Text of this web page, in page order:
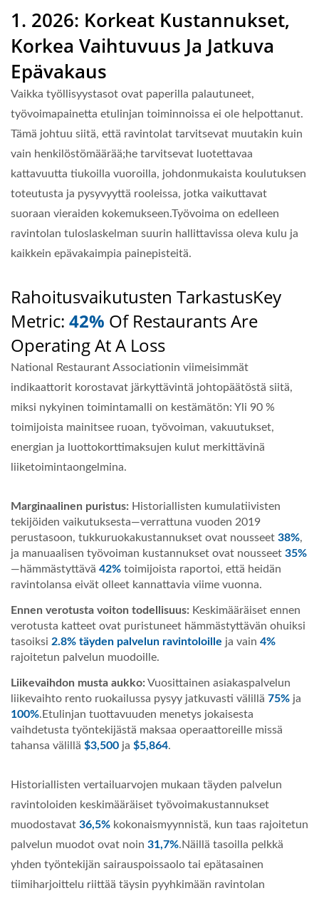
1. 2026: Korkeat Kustannukset,
Korkea Vaihtuvuus Ja Jatkuva
Epävakaus
Vaikka työllisyystasot ovat paperilla palautuneet,
työvoimapainetta etulinjan toiminnoissa ei ole helpottanut.
Tämä johtuu siitä, että ravintolat tarvitsevat muutakin kuin
vain henkilöstömäärää;he tarvitsevat luotettavaa
kattavuutta tiukoilla vuoroilla, johdonmukaista koulutuksen
toteutusta ja pysyvyyttä rooleissa, jotka vaikuttavat
suoraan vieraiden kokemukseen.Työvoima on edelleen
ravintolan tuloslaskelman suurin hallittavissa oleva kulu ja
kaikkein epävakaimpia painepisteitä.
Rahoitusvaikutusten TarkastusKey
Metric: 42% Of Restaurants Are
Operating At A Loss
National Restaurant Associationin viimeisimmät
indikaattorit korostavat järkyttävintä johtopäätöstä siitä,
miksi nykyinen toimintamalli on kestämätön: Yli 90 %
toimijoista mainitsee ruoan, työvoiman, vakuutukset,
energian ja luottokorttimaksujen kulut merkittävinä
liiketoimintaongelmina.
Marginaalinen puristus: Historiallisten kumulatiivisten
tekijöiden vaikutuksesta—verrattuna vuoden 2019
perustasoon, tukkuruokakustannukset ovat nousseet 38%,
ja manuaalisen työvoiman kustannukset ovat nousseet 35%
—hämmästyttävä 42% toimijoista raportoi, että heidän
ravintolansa eivät olleet kannattavia viime vuonna.
Ennen verotusta voiton todellisuus: Keskimääräiset ennen
verotusta katteet ovat puristuneet hämmästyttävän ohuiksi
tasoiksi 2.8% täyden palvelun ravintoloille ja vain 4%
rajoitetun palvelun muodoille.
Liikevaihdon musta aukko: Vuosittainen asiakaspalvelun
liikevaihto rento ruokailussa pysyy jatkuvasti välillä 75% ja
100%.Etulinjan tuottavuuden menetys jokaisesta
vaihdetusta työntekijästä maksaa operaattoreille missä
tahansa välillä $3,500 ja $5,864.
Historiallisten vertailuarvojen mukaan täyden palvelun
ravintoloiden keskimääräiset työvoimakustannukset
muodostavat 36,5% kokonaismyynnistä, kun taas rajoitetun
palvelun muodot ovat noin 31,7%.Näillä tasoilla pelkkä
yhden työntekijän sairauspoissaolo tai epätasainen
tiimiharjoittelu riittää täysin pyyhkimään ravintolan